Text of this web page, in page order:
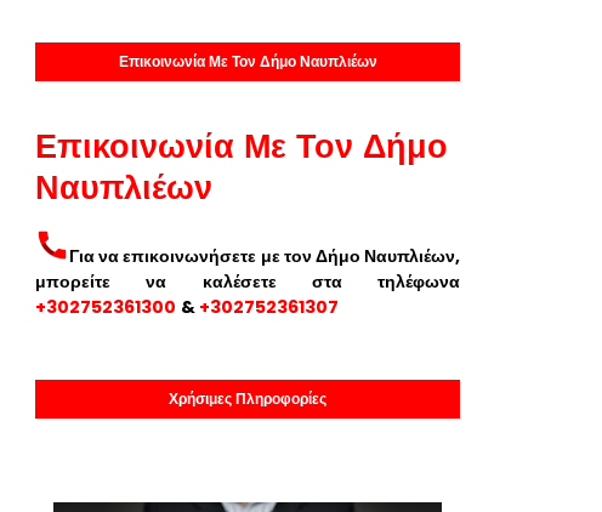
Επικοινωνία Με Τον Δήμο Ναυπλιέων
Επικοινωνία Με Τον Δήμο
Ναυπλιέων
Για να επικοινωνήσετε με τον Δήμο Ναυπλιέων,
μπορείτε να καλέσετε στα τηλέφωνα
+302752361300 & +302752361307
Χρήσιμες Πληροφορίες